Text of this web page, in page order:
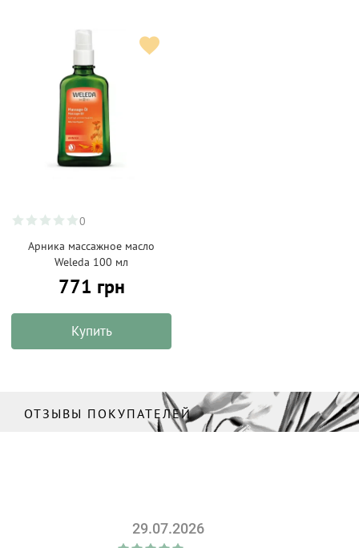
0
Арника массажное масло
Weleda 100 мл
771 грн
Купить
ОТЗЫВЫ ПОКУПАТЕЛЕЙ
29.07.2026